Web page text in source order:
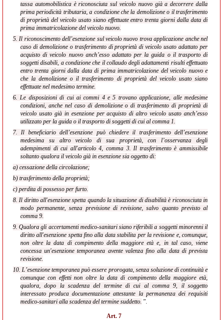
tassa automobilistica è riconosciuta sul veicolo nuovo già a decorrere dalla
prima periodicità tributaria, a condizione che la demolizione o il trasferimento
di proprietà del veicolo usato siano effettuate entro trenta giorni dalla data di
prima immatricolazione del veicolo nuovo.
5. Il riconoscimento dell’esenzione sul veicolo nuovo trova applicazione anche nel
caso di demolizione o trasferimento di proprietà di veicolo usato adattato per
acquisto di veicolo nuovo anch’esso adattato per la guida o il trasporto di
soggetti disabili, a condizione che il collaudo degli adattamenti risulti effettuato
entro trenta giorni dalla data di prima immatricolazione del veicolo nuovo e
che la demolizione o il trasferimento di proprietà del veicolo usato siano
effettuate nel medesimo termine.
6. Le disposizioni di cui ai commi 4 e 5 trovano applicazione, alle medesime
condizioni, anche nel caso di demolizione o di trasferimento di proprietà di
veicolo usato già in esenzione per acquisto di altro veicolo usato anch’esso
utilizzato per la guida o il trasporto di soggetti di cui al comma 1.
7. Il beneficiario dell’esenzione può chiedere il trasferimento dell’esenzione
medesima su altro veicolo di sua proprietà, con l’osservanza degli
adempimenti di cui all'articolo 4, comma 3. Il trasferimento è ammissibile
soltanto qualora il veicolo già in esenzione sia oggetto di:
a) cessazione della circolazione;
b) trasferimento della proprietà;
c) perdita di possesso per furto.
8. Il diritto all'esenzione spetta quando la situazione di disabilità è riconosciuta in
modo permanente, senza previsione di revisione, salvo quanto previsto al
comma 9.
9. Qualora gli accertamenti medico-sanitari siano riferibili a soggetti minorenni il
diritto all'esenzione spetta fino alla data stabilita per la revisione e, comunque,
non oltre la data di compimento della maggiore età e, in tal caso, viene
concessa un'esenzione temporanea avente valenza fino alla data di prevista
revisione.
10. L’esenzione temporanea può essere prorogata, senza soluzione di continuità e
comunque con effetti non oltre la data di compimento della maggiore età,
qualora, dopo la scadenza del termine di cui al comma 9, il soggetto
interessato produca documentazione attestante la permanenza dei requisiti
medico-sanitari alla scadenza del termine suddetto. ”.
Art. 7